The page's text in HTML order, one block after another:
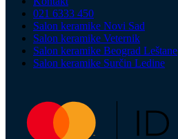
021 6333 450
Salon keramike Novi Sad
Salon keramike Veternik
Salon keramike Beograd Leštane
Salon keramike Surčin Ledine